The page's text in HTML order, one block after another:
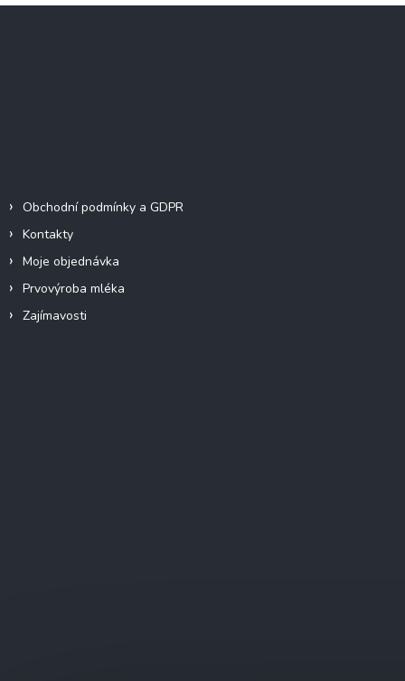
Z
Obchodní podmínky a GDPR
Kontakty
Moje objednávka
Prvovýroba mléka
Zajímavosti